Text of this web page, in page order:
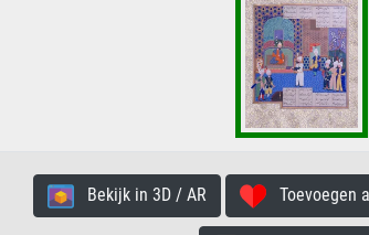
Bekijk in 3D / AR Toevoegen